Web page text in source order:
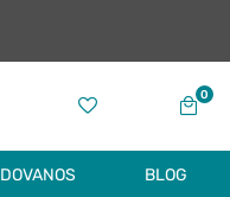
0
DOVANOS BLOG